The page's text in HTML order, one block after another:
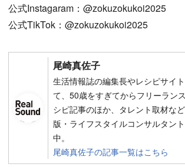
公式Instagaram：@zokuzokukoi2025
公式TikTok：@zokuzokukoi2025
尾崎真佐子
生活情報誌の編集長やレシピサイ
て、50歳をすぎてからフリーラン
シピ記事のほか、タレント取材な
版・ライフスタイルコンサルタン
中。
尾崎真佐子の記事一覧はこちら